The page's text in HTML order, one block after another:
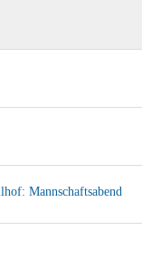
Mannschaftsabend